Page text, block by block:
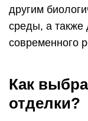
другим
среды, а также
современного
Как
отделки?